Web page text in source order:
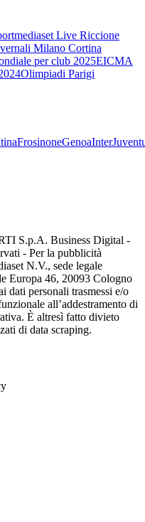
Live Riccione
Milano Cortina
per club 2025EICMA
Olimpiadi Parigi
FrosinoneGenoaInter
S.p.A. Business Digital -
- Per la pubblicità
N.V., sede legale
Europa 46, 20093 Cologno
dati personali trasmessi e/o
all’addestramento di
È altresì fatto divieto
di data scraping.